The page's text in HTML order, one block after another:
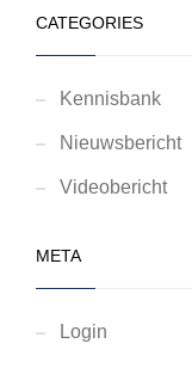
CATEGORIES
Kennisbank
Nieuwsbericht
Videobericht
META
Login